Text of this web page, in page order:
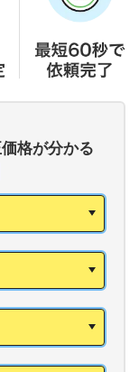
格が分かる